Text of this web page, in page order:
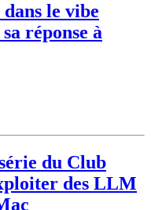
le vibe
réponse à
du Club
des LLM